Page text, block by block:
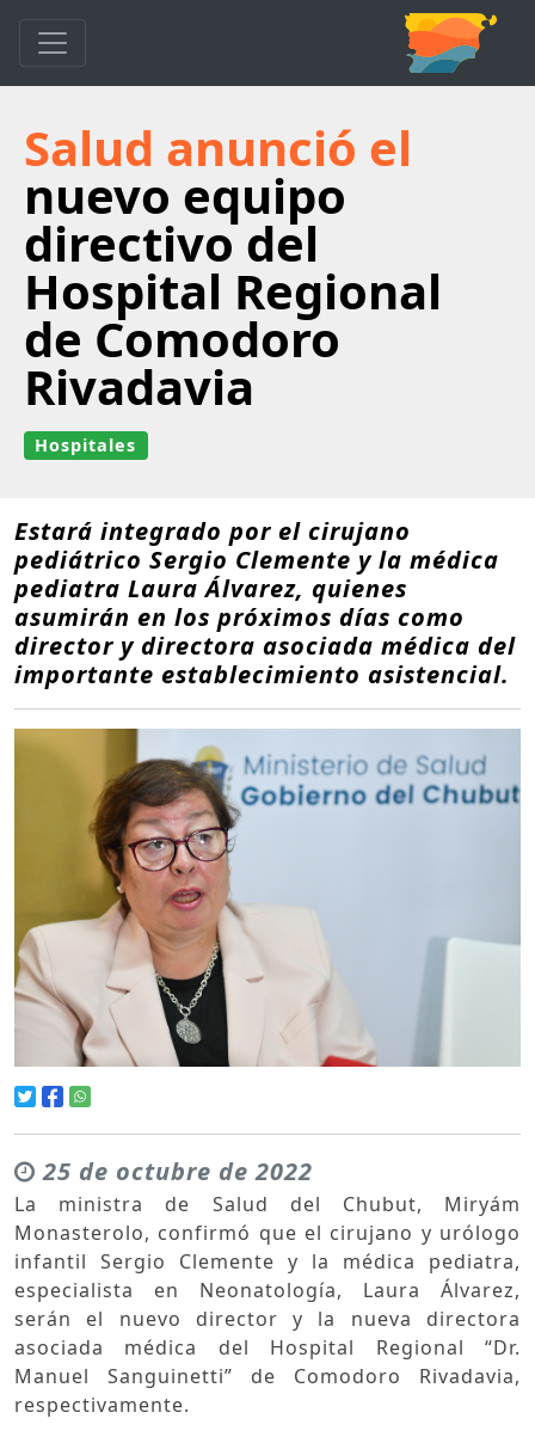
Salud anunció el
nuevo equipo
directivo del
Hospital Regional
de Comodoro
Rivadavia
Hospitales
Estará integrado por el cirujano
pediátrico Sergio Clemente y la médica
pediatra Laura Álvarez, quienes
asumirán en los próximos días como
director y directora asociada médica del
importante establecimiento asistencial.
25 de octubre de 2022
La ministra de Salud del Chubut, Miryám
Monasterolo, confirmó que el cirujano y urólogo
infantil Sergio Clemente y la médica pediatra,
especialista en Neonatología, Laura Álvarez,
serán el nuevo director y la nueva directora
asociada médica del Hospital Regional “Dr.
Manuel Sanguinetti” de Comodoro Rivadavia,
respectivamente.